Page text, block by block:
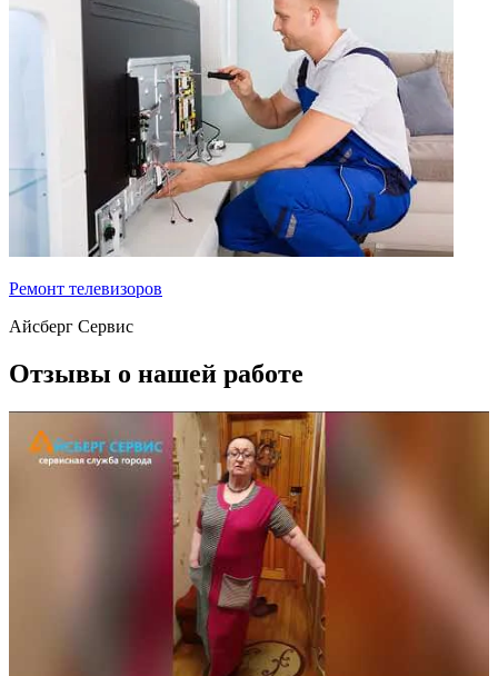
Ремонт телевизоров
Айсберг Сервис
Отзывы о нашей работе